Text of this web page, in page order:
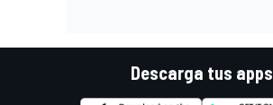
Descarga tus apps